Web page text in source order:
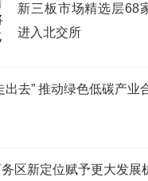
新三板市场精选层68
进入北交所
出去” 推动绿色低碳产业
区新定位赋予更大发展